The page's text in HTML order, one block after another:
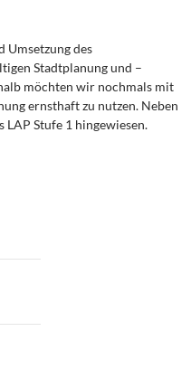
Umsetzung des
Stadtplanung und –
möchten wir nochmals mit
ernsthaft zu nutzen. Neben
LAP Stufe 1 hingewiesen.